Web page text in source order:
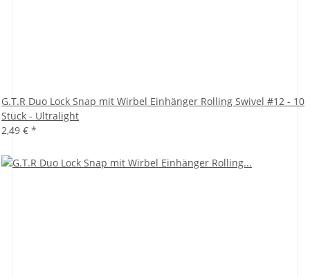
G.T.R Duo Lock Snap mit Wirbel Einhänger Rolling Swivel #12 - 10
Stück - Ultralight
2,49 € *